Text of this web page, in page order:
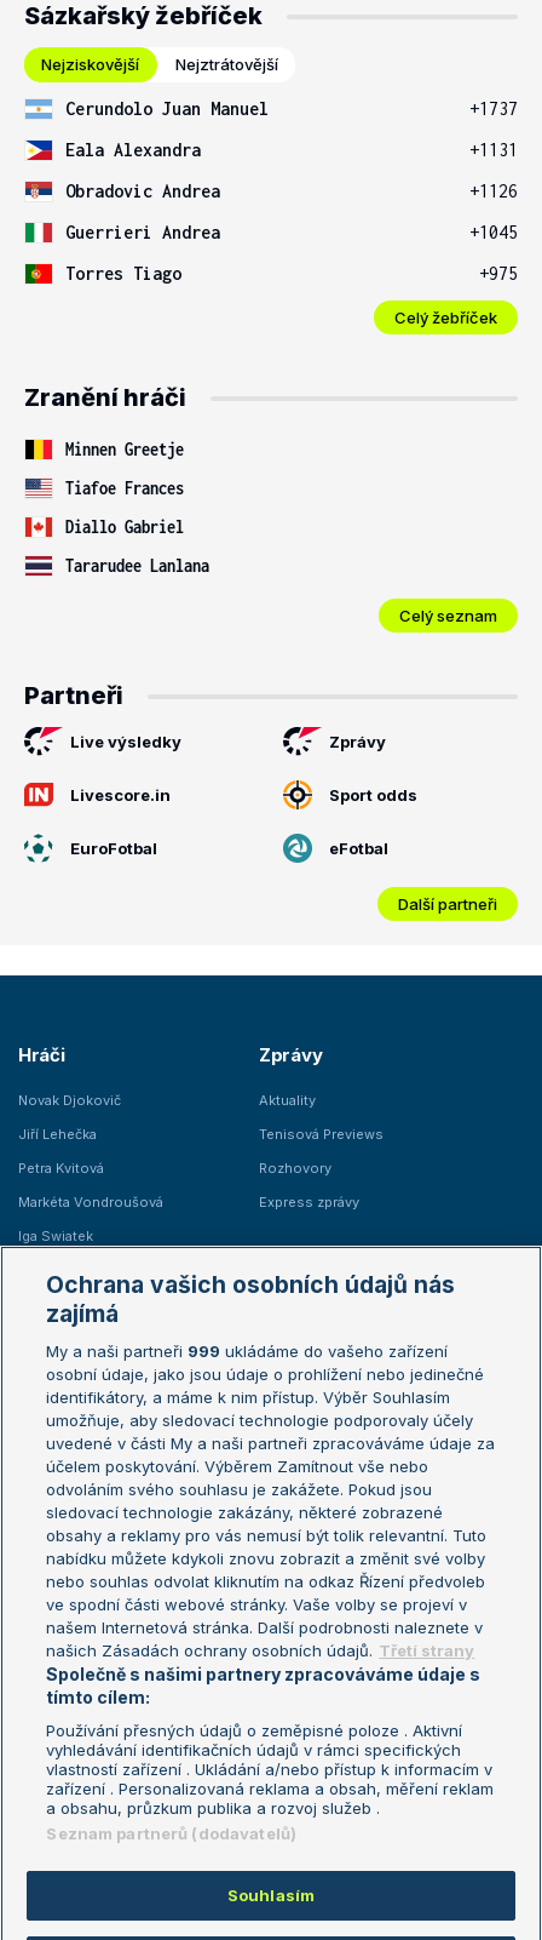
Sázkařský žebříček
Nejziskovější Nejztrátovější
Cerundolo Juan Manuel
+1737
Eala Alexandra
+1131
Obradovic Andrea
+1126
Guerrieri Andrea
+1045
Torres Tiago
+975
Celý žebříček
Zranění hráči
Minnen Greetje
Tiafoe Frances
Diallo Gabriel
Tararudee Lanlana
Celý seznam
Partneři
Live výsledky Zprávy
Livescore.in Sport odds
EuroFotbal eFotbal
Další partneři
Hráči
Novak Djokovič
Jiří Lehečka
Petra Kvitová
Markéta Vondroušová
Iga Swiatek
Zprávy
Aktuality
Tenisová Previews
Rozhovory
Express zprávy
Žebříčky
Žebříček ATP (muži)
Žebříček WTA (ženy)
Sázkařský žebříček
Australian Open
French Open
Wimbledon
US Open
Turnaj mistrů
Turnaj mistryň
Aktualní trendy
Fotbalové přestupy
Livesport Daily
LS Prague Open
Podmínky užití
Nastavení soukromí
GDPR a žurnalistika
Reklama
Kontakt
Informace o zpracování osobních
údajů
Copyright © 2008-2026 TenisPortal.cz. Využíváme zpravodajství ČTK.
Ochrana vašich osobních údajů nás
zajímá
My a naši partneři 999 ukládáme do vašeho zařízení
osobní údaje, jako jsou údaje o prohlížení nebo jedinečné
identifikátory, a máme k nim přístup. Výběr Souhlasím
umožňuje, aby sledovací technologie podporovaly účely
uvedené v části My a naši partneři zpracováváme údaje za
účelem poskytování. Výběrem Zamítnout vše nebo
odvoláním svého souhlasu je zakážete. Pokud jsou
sledovací technologie zakázány, některé zobrazené
obsahy a reklamy pro vás nemusí být tolik relevantní. Tuto
nabídku můžete kdykoli znovu zobrazit a změnit své volby
nebo souhlas odvolat kliknutím na odkaz Řízení předvoleb
ve spodní části webové stránky. Vaše volby se projeví v
našem Internetová stránka. Další podrobnosti naleznete v
našich Zásadách ochrany osobních údajů. Třetí strany
Společně s našimi partnery zpracováváme údaje s
tímto cílem:
Používání přesných údajů o zeměpisné poloze . Aktivní
vyhledávání identifikačních údajů v rámci specifických
vlastností zařízení . Ukládání a/nebo přístup k informacím v
zařízení . Personalizovaná reklama a obsah, měření reklam
a obsahu, průzkum publika a rozvoj služeb .
Seznam partnerů (dodavatelů)
Souhlasím